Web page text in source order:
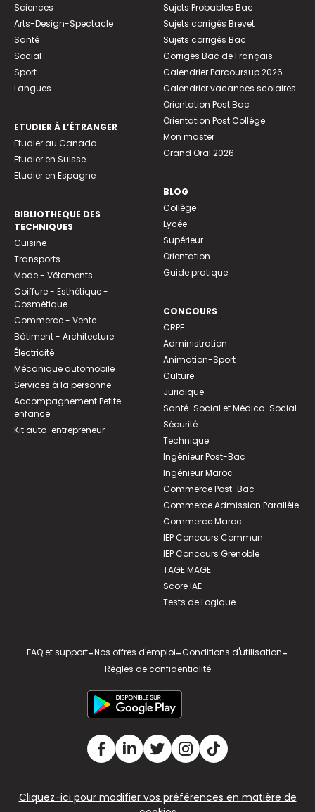
Sciences
Arts-Design-Spectacle
Santé
Social
Sport
Langues
ETUDIER À L’ÉTRANGER
Etudier au Canada
Etudier en Suisse
Etudier en Espagne
BIBLIOTHEQUE DES
TECHNIQUES
Cuisine
Transports
Mode - Vêtements
Coiffure - Esthétique -
Cosmétique
Commerce - Vente
Bâtiment - Architecture
Électricité
Mécanique automobile
Services à la personne
Accompagnement Petite
enfance
Kit auto-entrepreneur
Sujets Probables Bac
Sujets corrigés Brevet
Sujets corrigés Bac
Corrigés Bac de Français
Calendrier Parcoursup 2026
Calendrier vacances scolaires
Orientation Post Bac
Orientation Post Collège
Mon master
Grand Oral 2026
BLOG
Collège
Lycée
Supérieur
Orientation
Guide pratique
CONCOURS
CRPE
Administration
Animation-Sport
Culture
Juridique
Santé-Social et Médico-Social
Sécurité
Technique
Ingénieur Post-Bac
Ingénieur Maroc
Commerce Post-Bac
Commerce Admission Parallèle
Commerce Maroc
IEP Concours Commun
IEP Concours Grenoble
TAGE MAGE
Score IAE
Tests de Logique
FAQ et support-Nos offres d'emploi-Conditions d'utilisation-
Règles de confidentialité
Cliquez-ici pour modifier vos préférences en matière de